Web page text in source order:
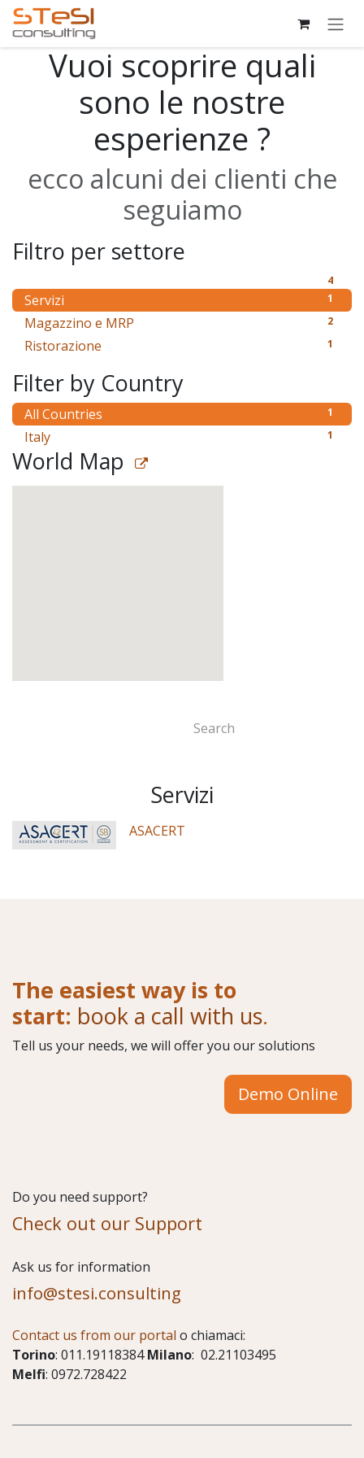
Skip to Content
Vuoi scoprire quali
sono le nostre
esperienze ?
ecco alcuni dei clienti che
seguiamo
Filtro per settore
4
1
Servizi
2
Magazzino e MRP
1
Ristorazione
Filter by Country
1
All Countries
1
Italy
World Map
Servizi
ASACERT
The easiest way is to
start: book a call with us.
Tell us your needs, we will offer you our solutions
Demo Online
Do you need support?
Check out our Support
​Ask us for information
info@stesi.consulting
Contact us from our portal o chiamaci:
Torino: 011.19118384Milano: 02.21103495
Melfi: 0972.728422